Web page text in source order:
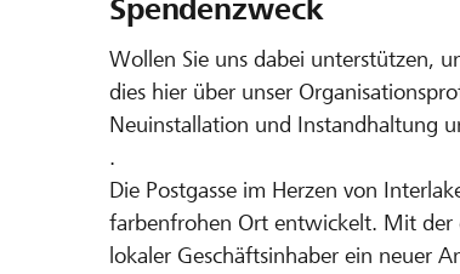
Spendenzweck
Wollen Sie uns dabei unterstützen,
dies hier über unser
Neuinstallation und Instandhaltung
.
Die Postgasse im Herzen von
farbenfrohen Ort entwickelt. Mit der
lokaler Geschäftsinhaber ein neuer